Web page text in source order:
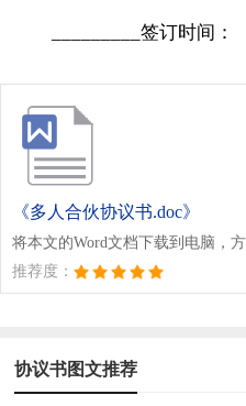
_________签订时间：
《多人合伙协议书.doc》
将本文的Word文档下载到电脑，
推荐度：
协议书图文推荐